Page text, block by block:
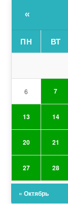
«
ПН ВТ
6 7
13 14
20 21
27 28
« Октябрь